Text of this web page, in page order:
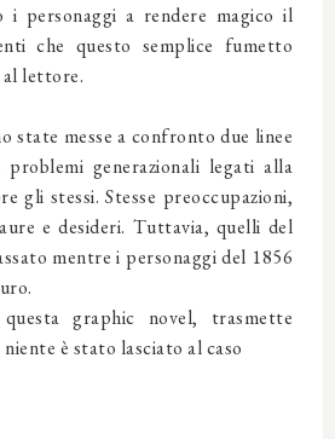
i personaggi a rendere magico il
che questo semplice fumetto
al lettore.
state messe a confronto due linee
generazionali legati alla
gli stessi. Stesse preoccupazioni,
e desideri. Tuttavia, quelli del
mentre i personaggi del 1856
graphic novel, trasmette
è stato lasciato al caso